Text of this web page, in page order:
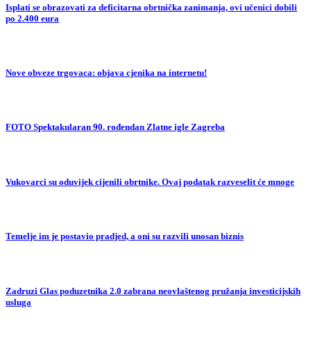
Isplati se obrazovati za deficitarna obrtnička zanimanja, ovi učenici dobili
po 2.400 eura
Nove obveze trgovaca: objava cjenika na internetu!
FOTO Spektakularan 90. rođendan Zlatne igle Zagreba
Vukovarci su oduvijek cijenili obrtnike. Ovaj podatak razveselit će mnoge
Temelje im je postavio pradjed, a oni su razvili unosan biznis
Zadruzi Glas poduzetnika 2.0 zabrana neovlaštenog pružanja investicijskih
usluga